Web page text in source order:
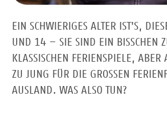
EIN SCHWIERIGES ALTER IST'S,
UND 14 – SIE SIND EIN BISSCHEN
KLASSISCHEN FERIENSPIELE, ABER
ZU JUNG FÜR DIE GROSSEN
USLAND. WAS ALSO TUN?